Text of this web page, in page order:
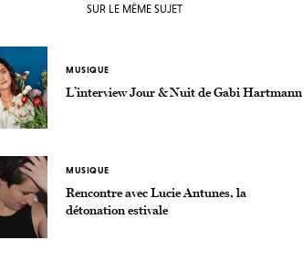
SUR LE MÊME SUJET
MUSIQUE
L’interview Jour & Nuit de Gabi Hartmann
MUSIQUE
Rencontre avec Lucie Antunes, la
détonation estivale